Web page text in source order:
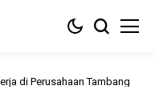
di Perusahaan Tambang